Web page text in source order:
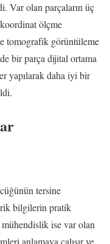
Var olan parçaların üç
ölçme
tomografik görüntüleme
bir parça dijital ortama
yapılarak daha iyi bir
tersine
bilgilerin pratik
ise var olan
anlamaya çalışır ve